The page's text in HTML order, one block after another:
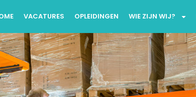
VACATURES OPLEIDINGEN WIE ZIJN WIJ?